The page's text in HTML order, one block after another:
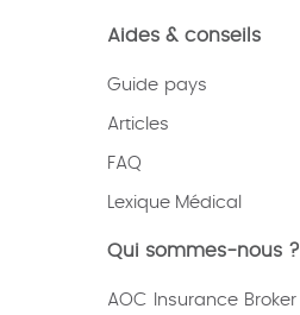
Aides & conseils
Guide pays
Articles
FAQ
Lexique Médical
Qui sommes-nous ?
AOC Insurance Broker